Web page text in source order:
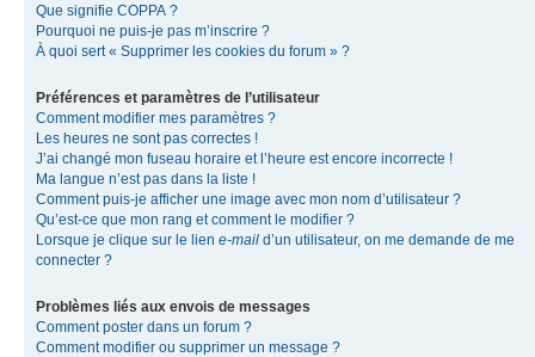
Que signifie COPPA ?
Pourquoi ne puis-je pas m’inscrire ?
À quoi sert « Supprimer les cookies du forum » ?
Préférences et paramètres de l’utilisateur
Comment modifier mes paramètres ?
Les heures ne sont pas correctes !
J’ai changé mon fuseau horaire et l’heure est encore incorrecte !
Ma langue n’est pas dans la liste !
Comment puis-je afficher une image avec mon nom d’utilisateur ?
Qu’est-ce que mon rang et comment le modifier ?
Lorsque je clique sur le lien e-mail d’un utilisateur, on me demande de me
connecter ?
Problèmes liés aux envois de messages
Comment poster dans un forum ?
Comment modifier ou supprimer un message ?